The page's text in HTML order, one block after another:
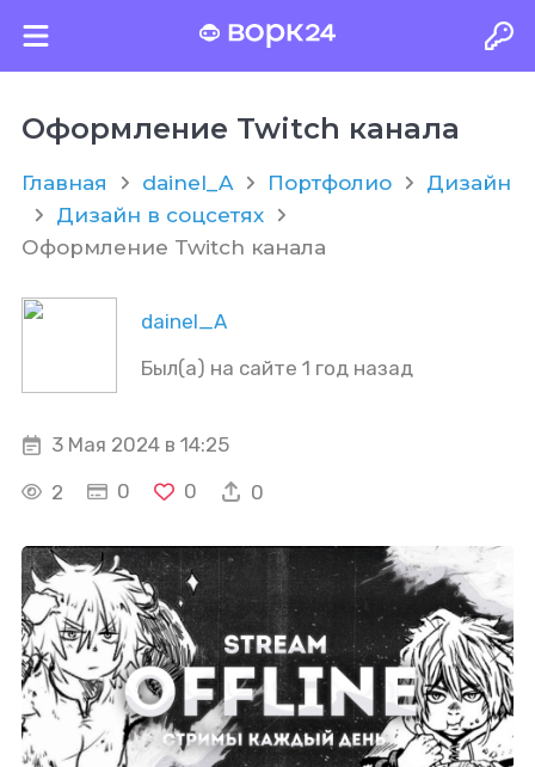
Оформление Twitch канала
Главная dainel_A Портфолио
Дизайн
Дизайн в соцсетях
Оформление Twitch канала
dainel_A
Был(а) на сайте 1 год назад
3 Мая 2024 в 14:25
2
0 0 0